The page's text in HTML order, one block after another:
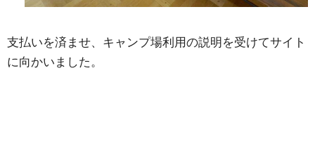
支払いを済ませ、キャンプ場利用の説明を受けてサイト
に向かいました。